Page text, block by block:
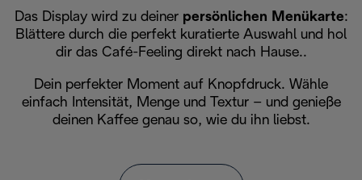
Das Display wird zu deiner persönlichen Menükarte:
Blättere durch die perfekt kuratierte Auswahl und hol
dir das Café-Feeling direkt nach Hause..
Dein perfekter Moment auf Knopfdruck. Wähle
einfach Intensität, Menge und Textur – und genieße
deinen Kaffee genau so, wie du ihn liebst.